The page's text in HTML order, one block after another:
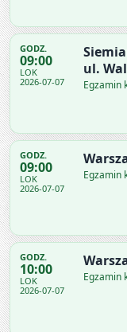
GODZ.
09:00
LOK
2026-07-07
ul.
Egzamin
GODZ.
09:00
LOK
2026-07-07
Egzamin
GODZ.
10:00
LOK
2026-07-07
Egzamin